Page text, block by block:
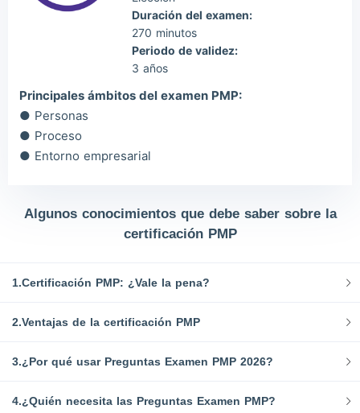
Duración del examen:
270 minutos
Periodo de validez:
3 años
Principales ámbitos del examen PMP:
● Personas
● Proceso
● Entorno empresarial
Algunos conocimientos que debe saber sobre la
certificación PMP
1.Certificación PMP: ¿Vale la pena?
2.Ventajas de la certificación PMP
3.¿Por qué usar Preguntas Examen PMP 2026?
4.¿Quién necesita las Preguntas Examen PMP?